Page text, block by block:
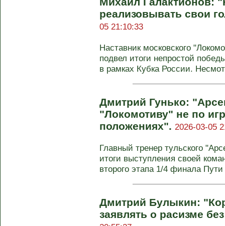
реализовывать свои
05 21:10:33
Наставник московского
подвел итоги непростой
в рамках Кубка России.
Дмитрий Гунько:
"Локомотиву" не по
положениях". 2026-03-05
Главный тренер тульского
итоги выступления своей
второго этапа 1/4 финала
Дмитрий Булыкин:
заявлять о расизме